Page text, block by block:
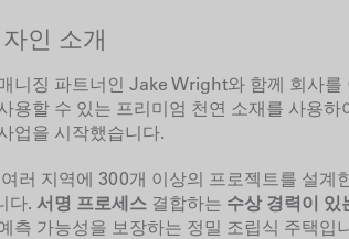
인 소개
니징 파트너인 Jake Wright와 함께 회사
용할 수 있는 프리미엄 천연 소재를 사용
업을 시작했습니다.
러 지역에 300개 이상의 프로젝트를 설
다. 서명 프로세스 결합하는 수상 경력이 있
측 가능성을 보장하는 정밀 조립식 주택입